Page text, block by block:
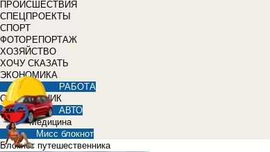
ПРОИСШЕСТВИЯ
СПЕЦПРОЕКТЫ
СПОРТ
ФОТОРЕПОРТАЖ
ХОЗЯЙСТВО
ХОЧУ СКАЗАТЬ
ЭКОНОМИКА
РАБОТА
СПРАВОЧНИК
АВТО
Медицина
Мисс блокнот
Блокнот путешественника